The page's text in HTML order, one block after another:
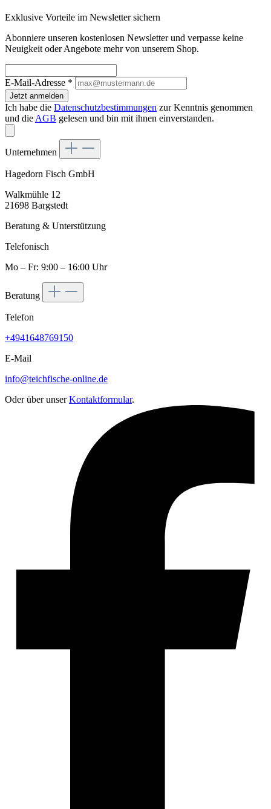
Exklusive Vorteile im Newsletter sichern
Abonniere unseren kostenlosen Newsletter und verpasse keine
Neuigkeit oder Angebote mehr von unserem Shop.
E-Mail-Adresse *
Jetzt anmelden
Ich habe die Datenschutzbestimmungen zur Kenntnis genommen
und die AGB gelesen und bin mit ihnen einverstanden.
Unternehmen
Hagedorn Fisch GmbH
Walkmühle 12
21698 Bargstedt
Beratung & Unterstützung
Telefonisch
Mo – Fr: 9:00 – 16:00 Uhr
Beratung
Telefon
+4941648769150
E-Mail
info@teichfische-online.de
Oder über unserKontaktformular.